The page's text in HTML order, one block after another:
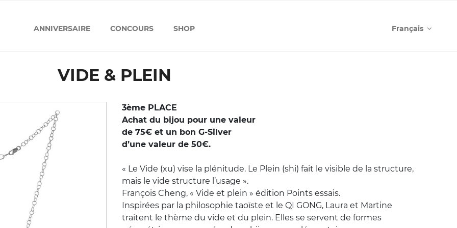
ANNIVERSAIRE CONCOURS SHOP Français
VIDE & PLEIN
3ème PLACE
Achat du bijou pour une valeur
de 75€ et un bon G-Silver
d’une valeur de 50€.
« Le Vide (xu) vise la plénitude. Le Plein (shi) fait le visible de la structure,
mais le vide structure l’usage ».
François Cheng, « Vide et plein » édition Points essais.
Inspirées par la philosophie taoïste et le QI GONG, Laura et Martine
traitent le thème du vide et du plein. Elles se servent de formes